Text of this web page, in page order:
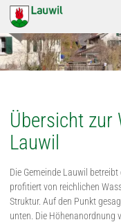
Übersicht zur
Lauwil
Die Gemeinde Lauwil
profitiert von reichlichen
Struktur. Auf den Punkt
unten. Die Höhenanordnung